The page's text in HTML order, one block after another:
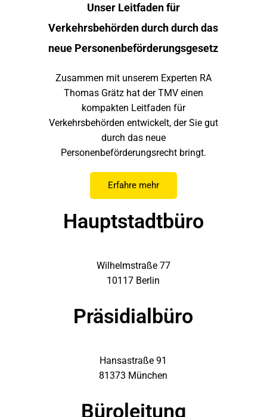
Unser Leitfaden für
Verkehrsbehörden durch durch das
neue Personenbeförderungsgesetz
Zusammen mit unserem Experten RA
Thomas Grätz hat der TMV einen
kompakten Leitfaden für
Verkehrsbehörden entwickelt, der Sie gut
durch das neue
Personenbeförderungsrecht bringt.
Erfahre mehr
Hauptstadtbüro
Wilhelmstraße 77
10117 Berlin
Präsidialbüro
Hansastraße 91
81373 München
Büroleitung